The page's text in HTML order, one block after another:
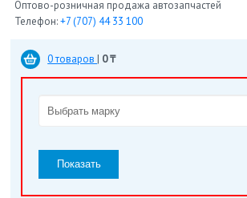
Оптово-розничная продажа автозапчастей
Телефон:+7 (707) 44 33 100
0 товаров | 0 ₸
Показать